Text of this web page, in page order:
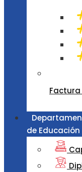
de Educación